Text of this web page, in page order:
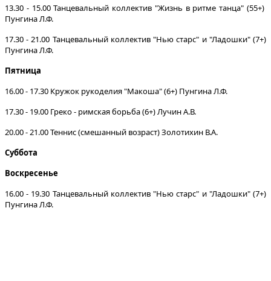
13.30 - 15.00 Танцевальный коллектив "Жизнь в ритме танца" (55+)
Пунгина Л.Ф.
17.30 - 21.00 Танцевальный коллектив "Нью старс" и "Ладошки" (7+)
Пунгина Л.Ф.
Пятница
16.00 - 17.30 Кружок рукоделия "Макоша" (6+) Пунгина Л.Ф.
17.30 - 19.00 Греко - римская борьба (6+) Лучин А.В.
20.00 - 21.00 Теннис (смешанный возраст) Золотихин В.А.
Суббота
Воскресенье
16.00 - 19.30 Танцевальный коллектив "Нью старс" и "Ладошки" (7+)
Пунгина Л.Ф.